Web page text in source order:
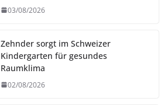
03/08/2026
Zehnder sorgt im Schweizer
Kindergarten für gesundes
Raumklima
02/08/2026